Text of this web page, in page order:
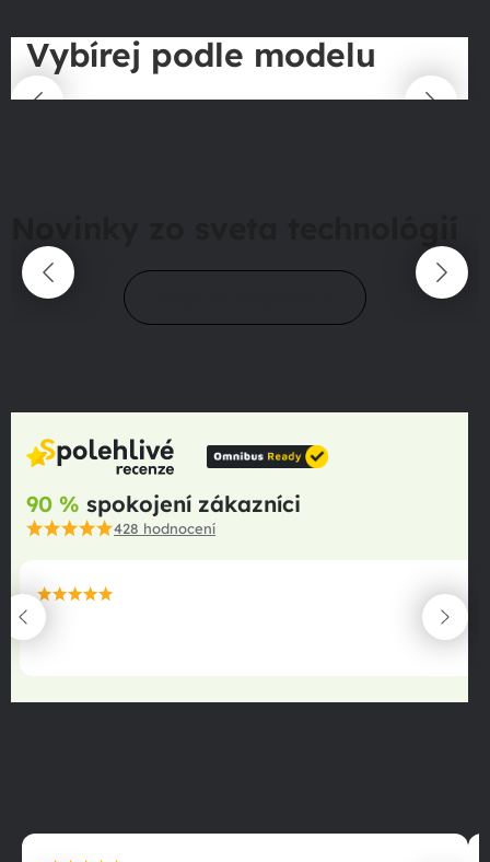
Vybírej podle modelu
90 % spokojení zákazníci
428 hodnocení
maximální spokojenost
22.06.2025